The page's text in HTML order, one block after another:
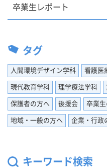
卒業生レポート
タグ
人間環境デザイン学科 看護医
現代教育学科 理学療法学科
保護者の方へ 後援会 卒業
地域・一般の方へ 企業・行政
キーワード検索